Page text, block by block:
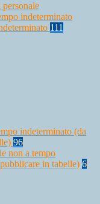
indeterminato
111
indeterminato (da
96
non a tempo
in tabelle) 6